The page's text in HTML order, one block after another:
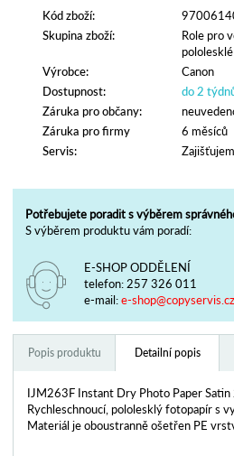
Kód zboží:
Skupina zboží:
Role pro
Výrobce:
Canon
Dostupnost:
do 2
Záruka pro občany:
Záruka pro firmy
6 měsíců
Servis:
Potřebujete poradit s výběrem
S výběrem produktu vám poradí:
E-SHOP ODDĚLENÍ
telefon: 257 326 011
e-mail:e-shop@copyservis.cz
Popis produktu Detailní popis
IJM263F Instant Dry Photo Paper
Rychleschnoucí, pololesklý fotopapír s
Materiál je oboustranně ošetřen PE